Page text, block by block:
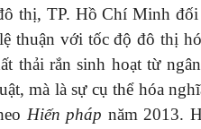
thị, TP. Hồ Chí Minh
thuận với tốc độ đô thị
thải rắn sinh hoạt từ
mà là sự cụ thể hóa
Hiến pháp năm 2013.